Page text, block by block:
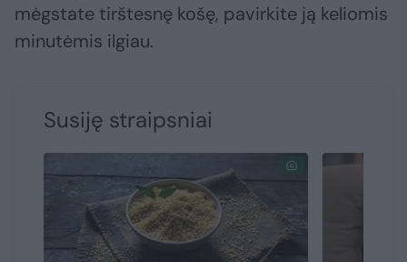
mėgstate tirštesnę košę, pavirkite ją keliomis
minutėmis ilgiau.
Susiję straipsniai